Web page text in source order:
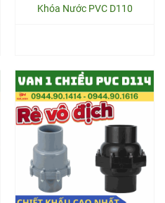
Khóa Nước PVC D110